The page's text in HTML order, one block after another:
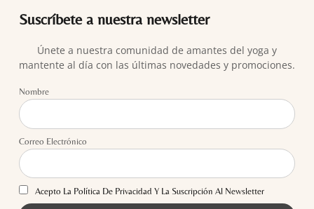
Suscríbete a nuestra newsletter
Únete a nuestra comunidad de amantes del yoga y
mantente al día con las últimas novedades y promociones.
Nombre
Correo Electrónico
Acepto La Política De Privacidad Y La Suscripción Al Newsletter